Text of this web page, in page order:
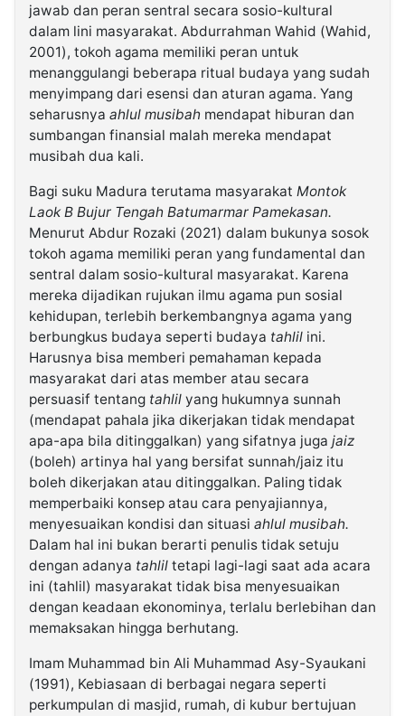
jawab dan peran sentral secara sosio-kultural
dalam lini masyarakat. Abdurrahman Wahid (Wahid,
2001), tokoh agama memiliki peran untuk
menanggulangi beberapa ritual budaya yang sudah
menyimpang dari esensi dan aturan agama. Yang
seharusnya ahlul musibah mendapat hiburan dan
sumbangan finansial malah mereka mendapat
musibah dua kali.
Bagi suku Madura terutama masyarakat Montok
Laok B Bujur Tengah Batumarmar Pamekasan.
Menurut Abdur Rozaki (2021) dalam bukunya sosok
tokoh agama memiliki peran yang fundamental dan
sentral dalam sosio-kultural masyarakat. Karena
mereka dijadikan rujukan ilmu agama pun sosial
kehidupan, terlebih berkembangnya agama yang
berbungkus budaya seperti budaya tahlil ini.
Harusnya bisa memberi pemahaman kepada
masyarakat dari atas member atau secara
persuasif tentang tahlil yang hukumnya sunnah
(mendapat pahala jika dikerjakan tidak mendapat
apa-apa bila ditinggalkan) yang sifatnya juga jaiz
(boleh) artinya hal yang bersifat sunnah/jaiz itu
boleh dikerjakan atau ditinggalkan. Paling tidak
memperbaiki konsep atau cara penyajiannya,
menyesuaikan kondisi dan situasi ahlul musibah.
Dalam hal ini bukan berarti penulis tidak setuju
dengan adanya tahlil tetapi lagi-lagi saat ada acara
ini (tahlil) masyarakat tidak bisa menyesuaikan
dengan keadaan ekonominya, terlalu berlebihan dan
memaksakan hingga berhutang.
Imam Muhammad bin Ali Muhammad Asy-Syaukani
(1991), Kebiasaan di berbagai negara seperti
perkumpulan di masjid, rumah, di kubur bertujuan